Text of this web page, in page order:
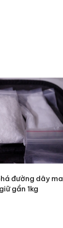
đường dây ma
gần 1kg